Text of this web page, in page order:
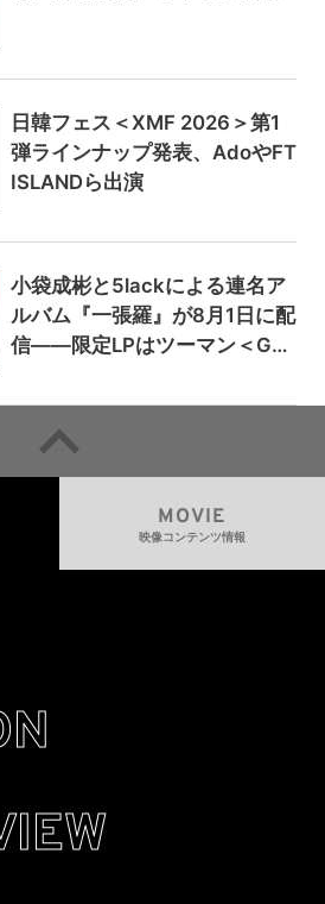
日韓フェス＜XMF 2026＞第1
弾ラインナップ発表、AdoやFT
ISLANDら出演
小袋成彬と5lackによる連名ア
ルバム『一張羅』が8月1日に配
信——限定LPはツーマン＜Gai
MOVIE
映像コンテンツ情報